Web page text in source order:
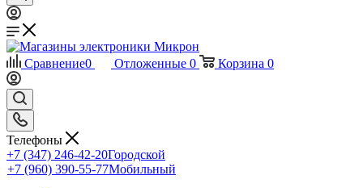
Сравнение0 Отложенные 0 Корзина 0
Телефоны
+7 (347) 246-42-20Городской
+7 (960) 390-55-77Мобильный